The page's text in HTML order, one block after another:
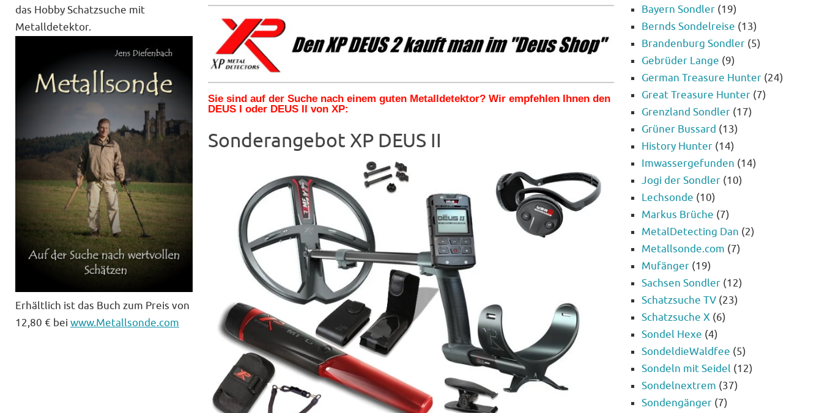
Sie sind auf der Suche nach einem guten Metalldetektor? Wir empfehlen Ihnen den
DEUS I oder DEUS II von XP:
Sonderangebot XP DEUS II
das Hobby Schatzsuche mit
Metalldetektor.
Erhältlich ist das Buch zum Preis von
12,80 € bei www.Metallsonde.com
Bayern Sondler (19)
Bernds Sondelreise (13)
Brandenburg Sondler (5)
Gebrüder Lange (9)
German Treasure Hunter (24)
Great Treasure Hunter (7)
Grenzland Sondler (17)
Grüner Bussard (13)
History Hunter (14)
Imwassergefunden (14)
Jogi der Sondler (10)
Lechsonde (10)
Markus Brüche (7)
MetalDetecting Dan (2)
Metallsonde.com (7)
Mufänger (19)
Sachsen Sondler (12)
Schatzsuche TV (23)
Schatzsuche X (6)
Sondel Hexe (4)
SondeldieWaldfee (5)
Sondeln mit Seidel (12)
Sondelnextrem (37)
Sondengänger (7)